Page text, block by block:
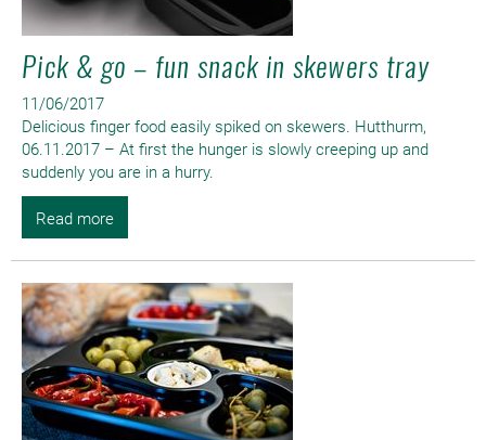
Pick & go – fun snack in skewers tray
11/06/2017
Delicious finger food easily spiked on skewers. Hutthurm,
06.11.2017 – At first the hunger is slowly creeping up and
suddenly you are in a hurry.
Read more